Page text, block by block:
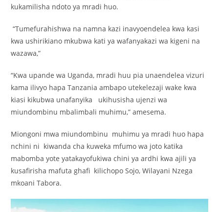
kukamilisha ndoto ya mradi huo.
“Tumefurahishwa na namna kazi inavyoendelea kwa kasi
kwa ushirikiano mkubwa kati ya wafanyakazi wa kigeni na
wazawa,”
“Kwa upande wa Uganda, mradi huu pia unaendelea vizuri
kama ilivyo hapa Tanzania ambapo utekelezaji wake kwa
kiasi kikubwa unafanyika ukihusisha ujenzi wa
miundombinu mbalimbali muhimu,” amesema.
Miongoni mwa miundombinu muhimu ya mradi huo hapa
nchini ni kiwanda cha kuweka mfumo wa joto katika
mabomba yote yatakayofukiwa chini ya ardhi kwa ajili ya
kusafirisha mafuta ghafi kilichopo Sojo, Wilayani Nzega
mkoani Tabora.